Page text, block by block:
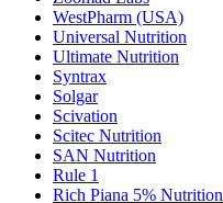
WestPharm (USA)
Universal Nutrition
Ultimate Nutrition
Syntrax
Solgar
Scivation
Scitec Nutrition
SAN Nutrition
Rule 1
Rich Piana 5% Nutrition